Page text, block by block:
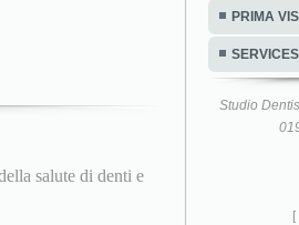
salute di denti e
PRIMA
SERVICES
Studio
[